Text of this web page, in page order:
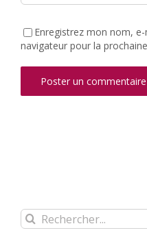
Enregistrez mon nom,
navigateur pour la
Rechercher: